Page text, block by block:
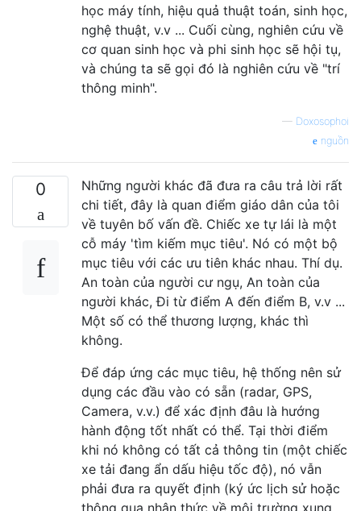
học máy tính, hiệu quả thuật toán, sinh học,
nghệ thuật, v.v ... Cuối cùng, nghiên cứu về
cơ quan sinh học và phi sinh học sẽ hội tụ,
và chúng ta sẽ gọi đó là nghiên cứu về "trí
thông minh".
— Doxosophoi
nguồn
0
Những người khác đã đưa ra câu trả lời rất
chi tiết, đây là quan điểm giáo dân của tôi
về tuyên bố vấn đề. Chiếc xe tự lái là một
cỗ máy 'tìm kiếm mục tiêu'. Nó có một bộ
mục tiêu với các ưu tiên khác nhau. Thí dụ.
An toàn của người cư ngụ, An toàn của
người khác, Đi từ điểm A đến điểm B, v.v ...
Một số có thể thương lượng, khác thì
không.
Để đáp ứng các mục tiêu, hệ thống nên sử
dụng các đầu vào có sẵn (radar, GPS,
Camera, v.v.) để xác định đâu là hướng
hành động tốt nhất có thể. Tại thời điểm
khi nó không có tất cả thông tin (một chiếc
xe tải đang ẩn dấu hiệu tốc độ), nó vẫn
phải đưa ra quyết định (ký ức lịch sử hoặc
thông qua nhận thức về môi trường xung